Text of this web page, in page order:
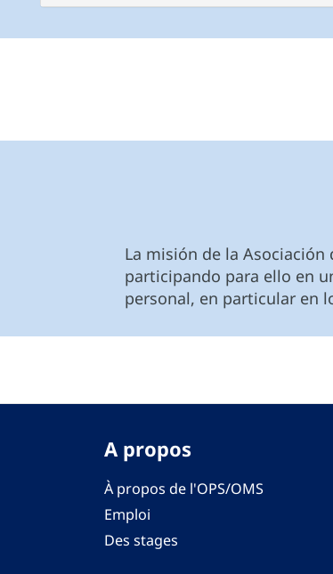
La misión de la
participando para ello en
personal, en particular en
A propos
À propos de l'OPS/OMS
Emploi
Des stages